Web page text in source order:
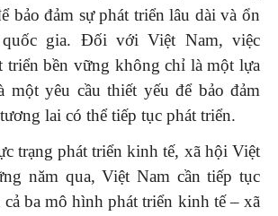
bảo đảm sự phát triển lâu dài và ổn
gia. Đối với Việt Nam, việc
triển bền vững không chỉ là một lựa
một yêu cầu thiết yếu để bảo đảm
lai có thể tiếp tục phát triển.
trạng phát triển kinh tế, xã hội Việt
năm qua, Việt Nam cần tiếp tục
ba mô hình phát triển kinh tế – xã